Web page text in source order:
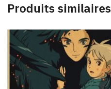
Produits similaires